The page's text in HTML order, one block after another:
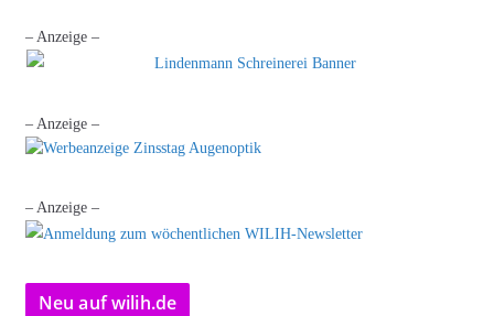
– Anzeige –
– Anzeige –
– Anzeige –
Neu auf wilih.de